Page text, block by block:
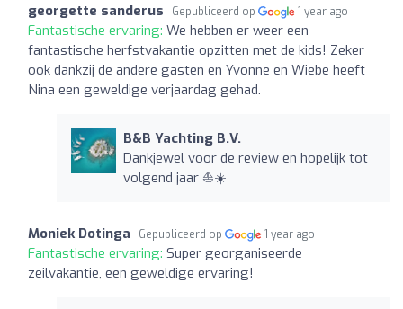
georgette sanderus Gepubliceerd op 1 year ago
Fantastische ervaring: We hebben er weer een
fantastische herfstvakantie opzitten met de kids! Zeker
ook dankzij de andere gasten en Yvonne en Wiebe heeft
Nina een geweldige verjaardag gehad.
B&B Yachting B.V.
Dankjewel voor de review en hopelijk tot
volgend jaar ⛵️☀️
Moniek Dotinga Gepubliceerd op 1 year ago
Fantastische ervaring: Super georganiseerde
zeilvakantie, een geweldige ervaring!